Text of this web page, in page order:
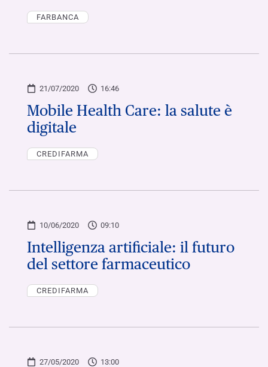
FARBANCA
21/07/2020 16:46
Mobile Health Care: la salute è
digitale
CREDIFARMA
10/06/2020 09:10
Intelligenza artificiale: il futuro
del settore farmaceutico
CREDIFARMA
27/05/2020 13:00